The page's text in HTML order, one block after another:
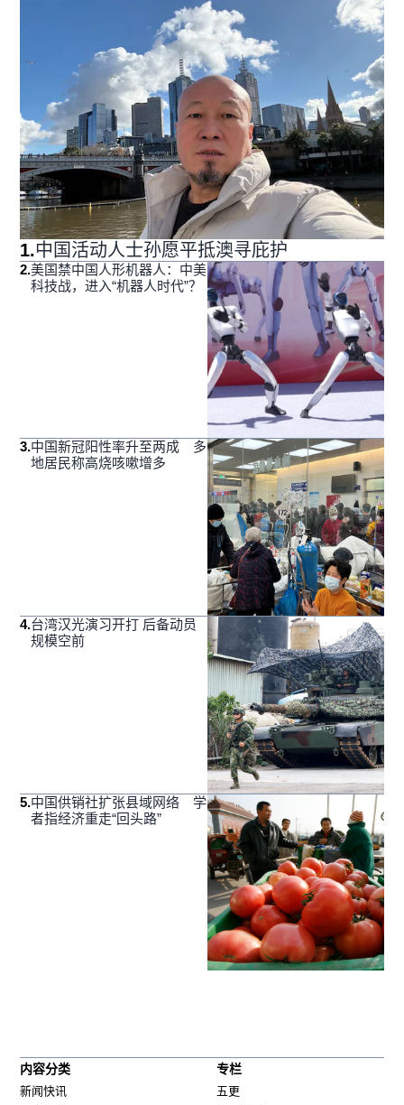
1.中国活动人士孙愿平抵澳寻庇护
2.美国禁中国人形机器人：中美
科技战，进入“机器人时代”？
3.中国新冠阳性率升至两成 多
地居民称高烧咳嗽增多
4.台湾汉光演习开打 后备动员
规模空前
5.中国供销社扩张县域网络 学
者指经济重走“回头路”
内容分类
新闻快讯
专栏
五更